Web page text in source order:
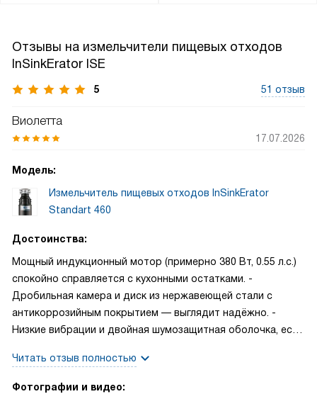
Отзывы на измельчители пищевых отходов
InSinkErator ISE
5 51 отзыв
Виолетта
17.07.2026
Модель:
Измельчитель пищевых отходов InSinkErator
Standart 460
Достоинства:
Мощный индукционный мотор (примерно 380 Вт, 0.55 л.с.)
спокойно справляется с кухонными остатками. -
Дробильная камера и диск из нержавеющей стали с
антикоррозийным покрытием — выглядит надёжно. -
Низкие вибрации и двойная шумозащитная оболочка, есть
любую мойку, пневматическая кнопка управления и
подключение для посудомойки
Читать отзыв полностью
Фотографии и видео: